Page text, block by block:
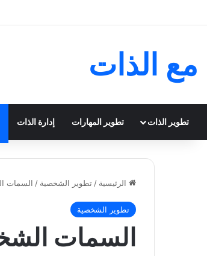
مع الذات
تطوير الذات تطوير المهارات إدارة الذات
الرئيسية / تطوير الشخصية / السمات
تطوير الشخصية
السمات